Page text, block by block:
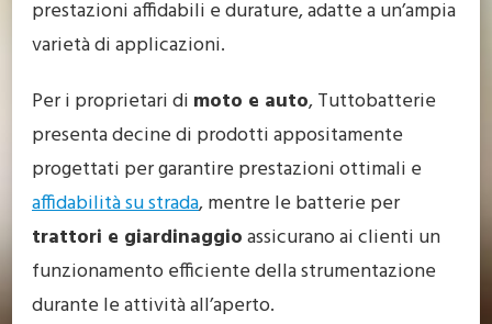
prestazioni affidabili e durature, adatte a un’ampia
varietà di applicazioni.
Per i proprietari di moto e auto, Tuttobatterie
presenta decine di prodotti appositamente
progettati per garantire prestazioni ottimali e
affidabilità su strada, mentre le batterie per
trattori e giardinaggioassicurano ai clienti un
funzionamento efficiente della strumentazione
durante le attività all’aperto.